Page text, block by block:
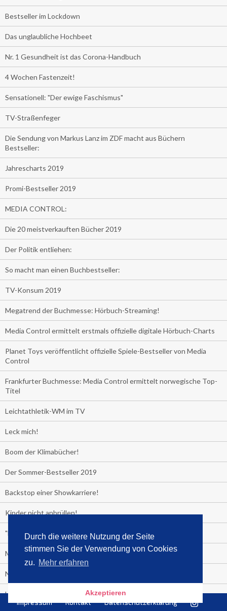
Durch die weitere Nutzung der Seite
stimmen Sie der Verwendung von Cookies
zu. Mehr erfahren
Akzeptieren
Bestseller im Lockdown
Das unglaubliche Hochbeet
Nr. 1 Gesundheit ist das Corona-Handbuch
4 Wochen Fastenzeit!
Sensationell: "Der ewige Faschismus"
TV-Straßenfeger
Die Sendung von Markus Lanz im ZDF macht aus Büchern
Bestseller:
Jahrescharts 2019
Promi-Bestseller 2019
MEDIA CONTROL:
Die 20 meistverkauften Bücher 2019
Der Politik entliehen:
So macht man einen Buchbestseller:
TV-Konsum 2019
Megatrend der Buchmesse: Hörbuch-Streaming!
Media Control ermittelt erstmals offizielle digitale Hörbuch-Charts
Planet Toys veröffentlicht offizielle Spiele-Bestseller von Media
Control
Frankfurter Buchmesse: Media Control ermittelt norwegische Top-
Titel
Leichtathletik-WM im TV
Leck mich!
Boom der Klimabücher!
Der Sommer-Bestseller 2019
Backstop einer Showkarriere!
Kinder nicht anbrüllen!
"Das Leben fickt am härtesten"
Media Control exklusiv:
Negativzins
Heute ist Tag des Malbuchs
Impressum Kontakt Datenschutzerklärung